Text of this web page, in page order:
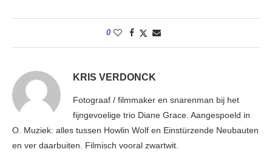
0
KRIS VERDONCK
Fotograaf / filmmaker en snarenman bij het
fijngevoelige trio Diane Grace. Aangespoeld in
O. Muziek: alles tussen Howlin Wolf en Einstürzende Neubauten
en ver daarbuiten. Filmisch vooral zwartwit.